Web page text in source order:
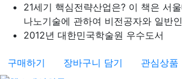
21세기 핵심전략산업은? 이 책은 서
나노기술에 관하여 비전공자와 일반
2012년 대한민국학술원 우수도서
구매하기 장바구니 담기 관심상품